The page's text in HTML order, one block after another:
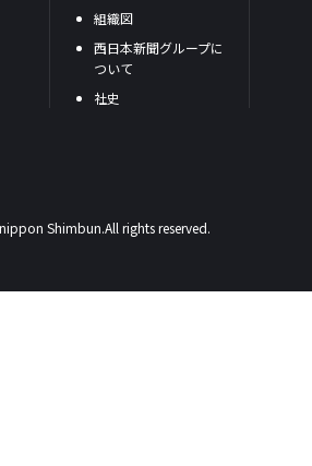
組織図
西日本新聞グループに
ついて
社史
Shimbun.All rights reserved.